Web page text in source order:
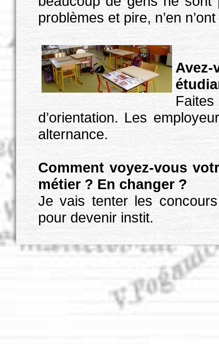
problèmes et pire, n’en
d’orientation. Les
alternance.
Comment voyez-vous
métier ? En changer ?
Je vais tenter les
pour devenir instit.